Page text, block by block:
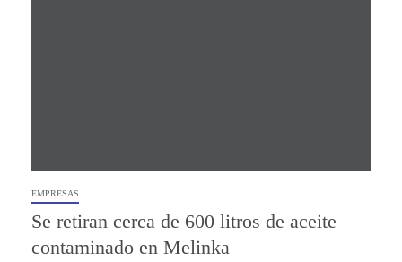
EMPRESAS
Se retiran cerca de 600 litros de aceite
contaminado en Melinka